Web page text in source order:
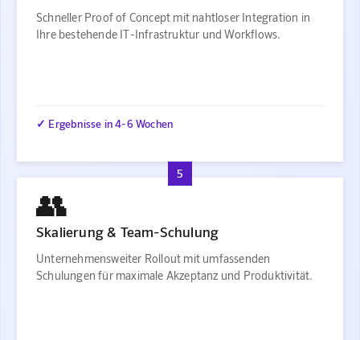
Schneller Proof of Concept mit nahtloser Integration in
Ihre bestehende IT-Infrastruktur und Workflows.
✓ Ergebnisse in 4-6 Wochen
5
👥
Skalierung & Team-Schulung
Unternehmensweiter Rollout mit umfassenden
Schulungen für maximale Akzeptanz und Produktivität.